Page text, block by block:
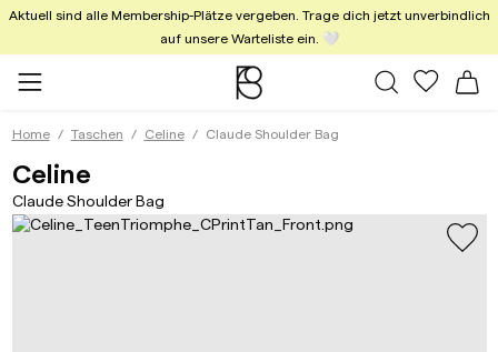
Aktuell sind alle Membership-Plätze vergeben. Trage dich jetzt unverbindlich
auf unsere Warteliste ein. 🤍
Alle Taschen
Meine
Home Taschen Celine Claude Shoulder Bag
CelineClaude Shoulder Bag Triomphe
Claude Shoulder Bag